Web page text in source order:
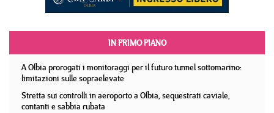
IN PRIMO PIANO
A Olbia prorogati i monitoraggi per il futuro tunnel sottomarino:
limitazioni sulle sopraelevate
Stretta sui controlli in aeroporto a Olbia, sequestrati caviale,
contanti e sabbia rubata